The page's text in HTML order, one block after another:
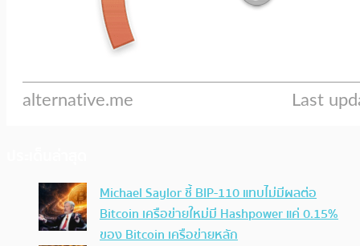
Michael Saylor ชี้ BIP-110 แทบไม่มีผลต่อ
Bitcoin เครือข่ายใหม่มี Hashpower แค่ 0.15%
ของ Bitcoin เครือข่ายหลัก